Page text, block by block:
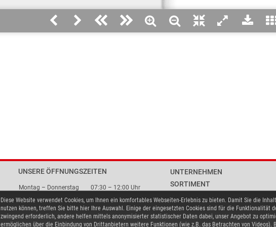
Diese Website verwendet Cookies, um Ihnen ein komfortables Webseiten-Erlebnis zu bieten. Damit Sie die
nutzen können, treffen Sie bitte hier Ihre Auswahl. Einige der eingesetzten Cookies sind für die Funktionalität
zwingend erforderlich, andere helfen mittels anonymisierter statistischer Daten dabei, unser Angebot zu
ermöglichen über die Einbindung von Drittanbietern weitere Funktionen (wie z.B. das Betrachten von Videos).
UNSERE ÖFFNUNGSZEITEN
Montag – Donnerstag
07:30 – 12:00 Uhr
13:00 – 17:00 Uhr
Freitag
07:30 – 15:30 Uhr
UNTERNEHMEN
SORTIMENT
PREMIUMPARTNER
ANSPRECHPARTNER
DOWNLOADS